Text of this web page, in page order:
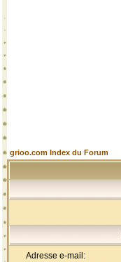
grioo.com Index du Forum
Adresse e-mail: